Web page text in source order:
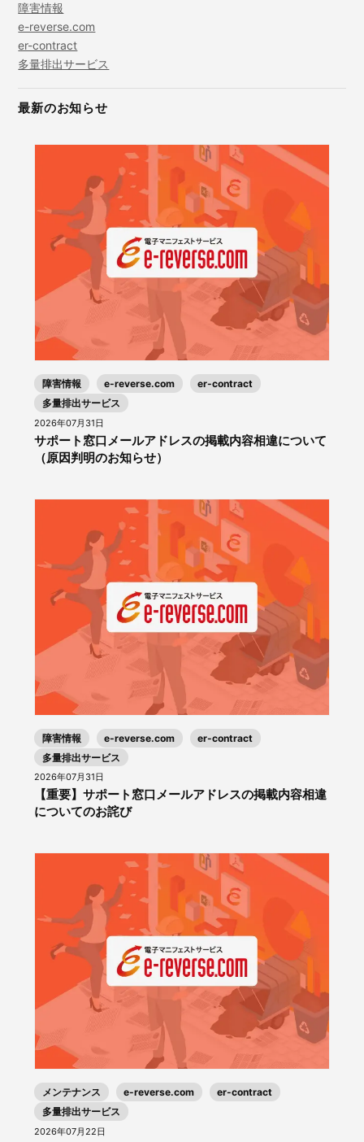
障害情報
e-reverse.com
er-contract
多量排出サービス
最新のお知らせ
障害情報 e-reverse.com
er-contract
多量排出サービス
2026年07月31日
サポート窓口メールアドレスの掲載内容相違について
（原因判明のお知らせ）
障害情報 e-reverse.com
er-contract
多量排出サービス
2026年07月31日
【重要】サポート窓口メールアドレスの掲載内容相違
についてのお詫び
メンテナンス e-reverse.com
er-contract
多量排出サービス
2026年07月22日